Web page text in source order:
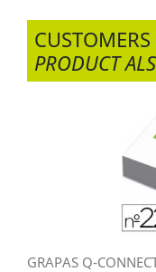
PRODUCT
GRAPAS Q-